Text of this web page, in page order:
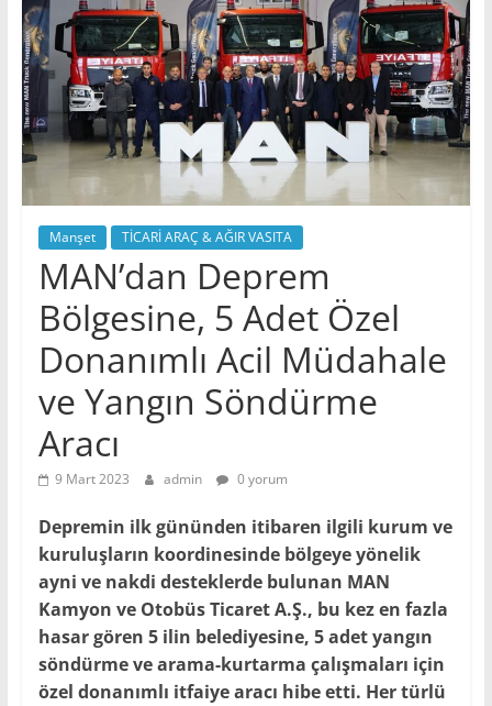
Manşet TİCARİ ARAÇ & AĞIR VASITA
MAN’dan Deprem
Bölgesine, 5 Adet Özel
Donanımlı Acil Müdahale
ve Yangın Söndürme
Aracı
9 Mart 2023 admin 0 yorum
Depremin ilk gününden itibaren ilgili kurum ve
kuruluşların koordinesinde bölgeye yönelik
ayni ve nakdi desteklerde bulunan MAN
Kamyon ve Otobüs Ticaret A.Ş., bu kez en fazla
hasar gören 5 ilin belediyesine, 5 adet yangın
söndürme ve arama-kurtarma çalışmaları için
özel donanımlı itfaiye aracı hibe etti. Her türlü